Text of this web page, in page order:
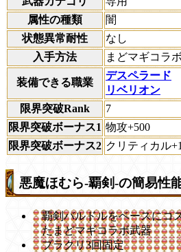
属性の種類
闇
状態異常耐性
なし
入手方法
まどマギコラ
装備できる職業
デスペラード
リベリオン
限界突破Rank
7
限界突破ボーナス1 物攻+500
限界突破ボーナス2 クリティカル
悪魔ほむら-覇剣-の簡易性
覇剣バルドルをベースにコ
たまどマギコラボ武器
ブラクリ3回固定